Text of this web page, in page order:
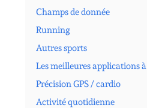
Champs de donnée
Running
Autres sports
Les meilleures applications
Précision GPS / cardio
Activité quotidienne